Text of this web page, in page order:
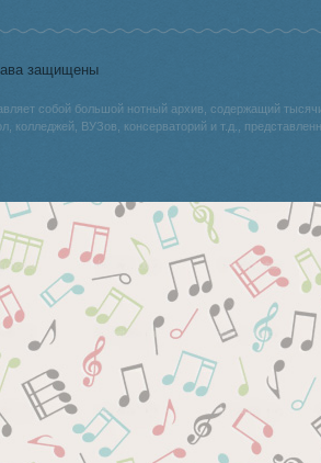
защищены
собой большой нотный архив, содержащий
колледжей, ВУЗов, консерваторий и т.д.,